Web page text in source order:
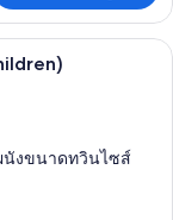
, Wi-Fi, ตกแต่งพิเศษโด
ผนังขนาดทวินไซส์